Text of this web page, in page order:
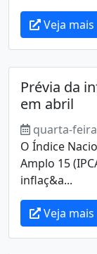
Veja mais
Prévia da
em abril
quarta-
O Índice
Amplo 15
inflaç&a...
Veja mais